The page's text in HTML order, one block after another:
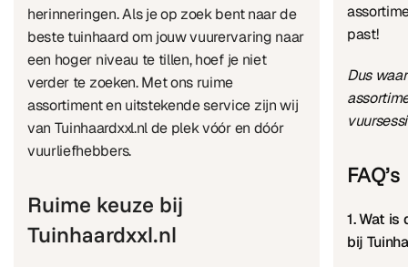
herinneringen. Als je op zoek bent naar de
beste tuinhaard om jouw vuurervaring naar
een hoger niveau te tillen, hoef je niet
verder te zoeken. Met ons ruime
assortiment en uitstekende service zijn wij
van Tuinhaardxxl.nl de plek vóór en dóór
vuurliefhebbers.
Ruime keuze bij
Tuinhaardxxl.nl
past!
Dus
FAQ’s
1. Wat
bij